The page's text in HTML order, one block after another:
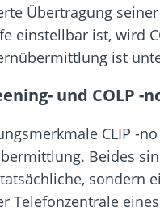
Übertragung
einstellbar ist, wird
ist
und COLP -
CLIP -
Beides
sondern
Telefonzentrale